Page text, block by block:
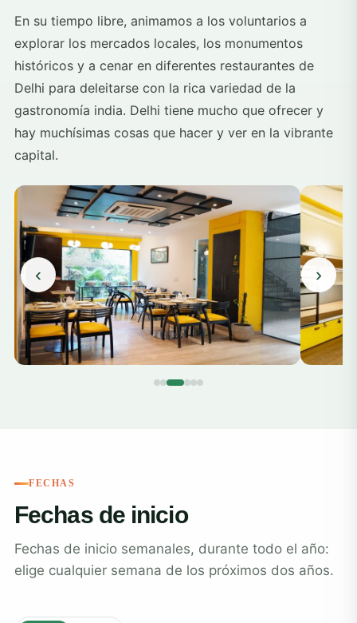
En su tiempo libre, animamos a los voluntarios a
explorar los mercados locales, los monumentos
históricos y a cenar en diferentes restaurantes de
Delhi para deleitarse con la rica variedad de la
gastronomía india. Delhi tiene mucho que ofrecer y
hay muchísimas cosas que hacer y ver en la vibrante
capital.
‹ ›
FECHAS
Fechas de inicio
Fechas de inicio semanales, durante todo el año:
elige cualquier semana de los próximos dos años.